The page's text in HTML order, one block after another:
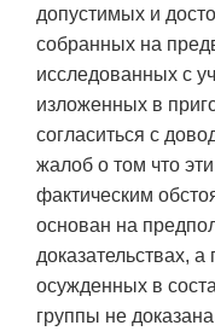
допустимых и
собранных на
исследованных с
изложенных в
согласиться с
жалоб о том что
фактическим
основан на
доказательствах,
осужденных в
группы не